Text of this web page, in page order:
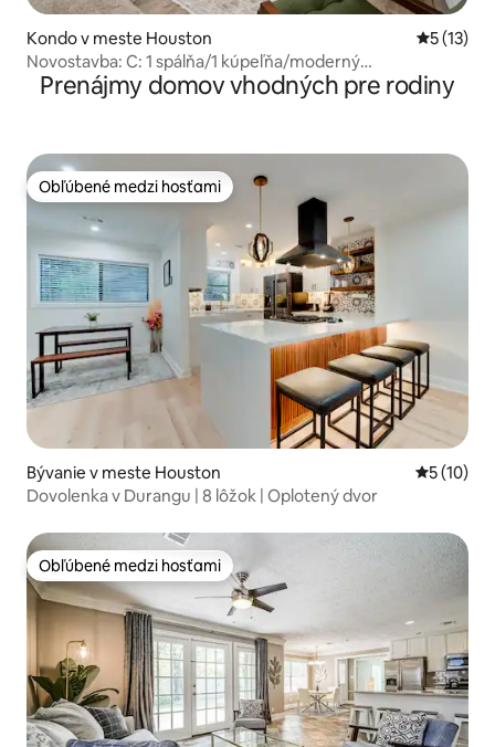
Kondo v meste Houston
5 (13)
Novostavba: C: 1 spálňa/1 kúpeľňa/moderný
kondomínium v Houstone
Prenájmy domov vhodných pre rodiny
Obľúbené medzi hosťami
Obľúbené medzi hosťami
Bývanie v meste Houston
5 (10)
Dovolenka v Durangu | 8 lôžok | Oplotený dvor
Obľúbené medzi hosťami
Obľúbené medzi hosťami